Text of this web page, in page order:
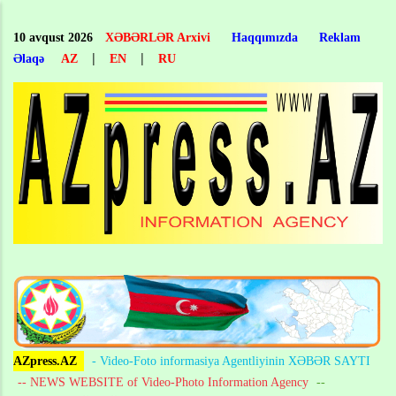
main
content
10 avqust 2026 XƏBƏRLƏR Arxivi Haqqımızda
Reklam
Əlaqə
AZ | EN | RU
AZpress.AZ
- Video-Foto informasiya Agentliyinin XƏBƏR SAYTI
-- NEWS WEBSITE of Video-Photo Information Agency --